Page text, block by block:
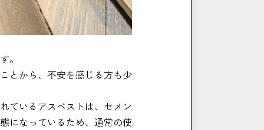
。
とから、不安を感じる方も少
ているアスベストは、セメン
になっているため、通常の使